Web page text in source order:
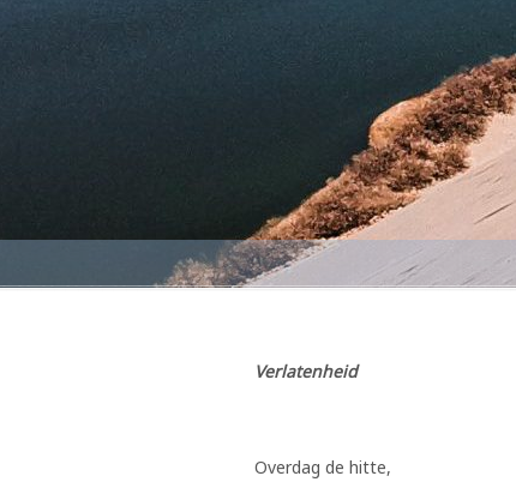
Verlatenheid
Overdag de hitte,